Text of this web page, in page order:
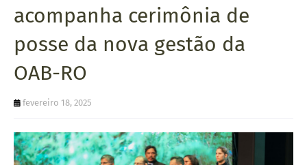
A
Q
U
E
acompanha cerimônia de
posse da nova gestão da
OAB-RO
fevereiro 18, 2025